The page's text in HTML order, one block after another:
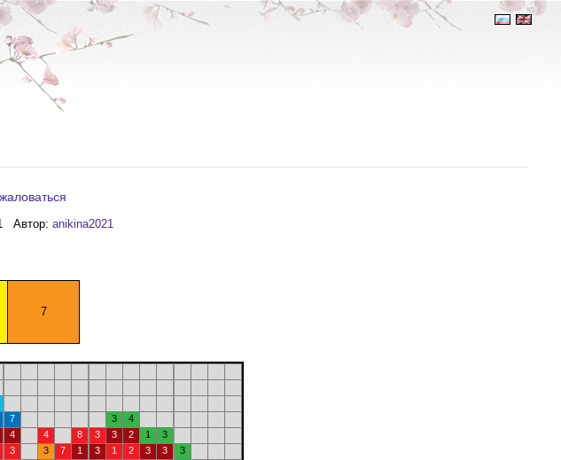
Автор: anikina2021
7
7 3
4
4 4 8 3 3 2 1
3
3 3 7 1 3 1 2 3 3
3